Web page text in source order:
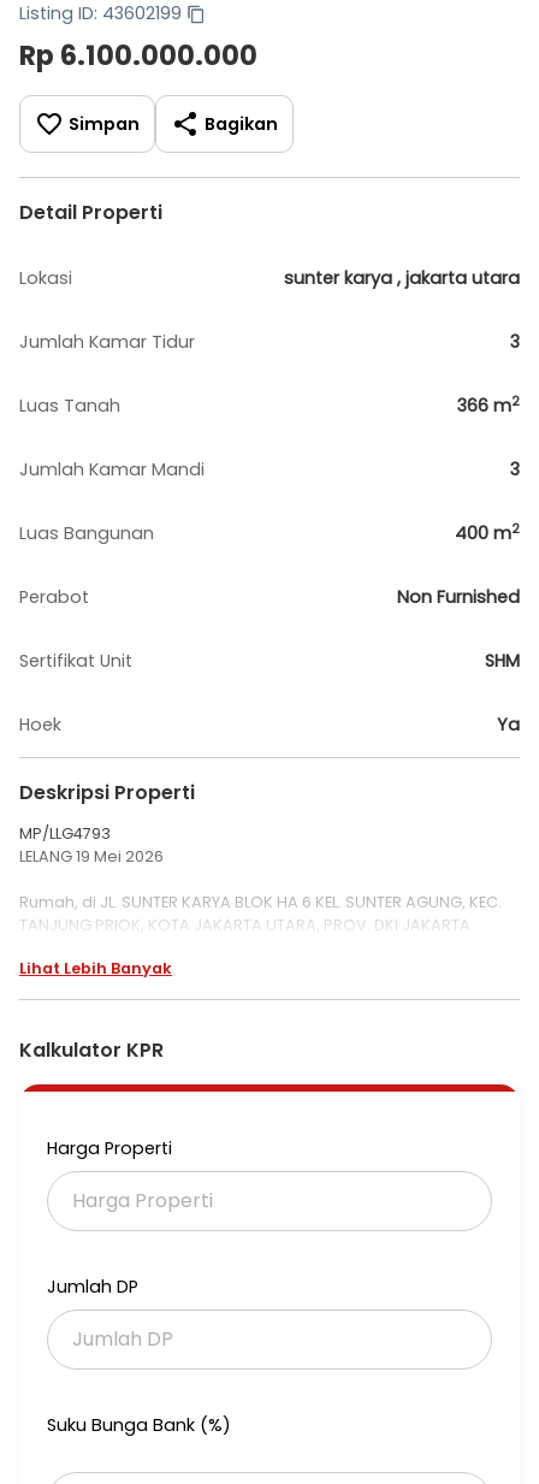
Listing ID: 43602199
Rp 6.100.000.000
Simpan Bagikan
Detail Properti
Lokasi sunter karya , jakarta utara
Jumlah Kamar Tidur 3
Luas Tanah 366 m2
Jumlah Kamar Mandi 3
Luas Bangunan 400 m2
Perabot Non Furnished
Sertifikat Unit SHM
Hoek Ya
Deskripsi Properti
MP/LLG4793
LELANG 19 Mei 2026
Rumah, di JL. SUNTER KARYA BLOK HA 6 KEL. SUNTER AGUNG, KEC.
TANJUNG PRIOK, KOTA JAKARTA UTARA, PROV. DKI JAKARTA.
SHM , Luas tanah 183 m2
Harga Rp. 6.1M include Pengosongan*
Lihat Lebih Banyak
Kalkulator KPR
Harga Properti
Jumlah DP
Suku Bunga Bank (%)